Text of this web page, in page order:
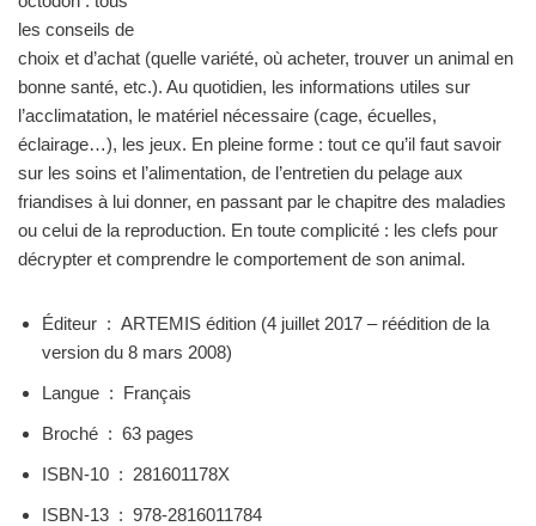
les conseils de
choix et d’achat (quelle variété, où acheter, trouver un animal en
bonne santé, etc.). Au quotidien, les informations utiles sur
l’acclimatation, le matériel nécessaire (cage, écuelles,
éclairage…), les jeux. En pleine forme : tout ce qu’il faut savoir
sur les soins et l’alimentation, de l’entretien du pelage aux
friandises à lui donner, en passant par le chapitre des maladies
ou celui de la reproduction. En toute complicité : les clefs pour
décrypter et comprendre le comportement de son animal.
Éditeur ‏ : ‎ ARTEMIS édition (4 juillet 2017 – réédition de la
version du 8 mars 2008)
Langue ‏ : ‎ Français
Broché ‏ : ‎ 63 pages
ISBN-10 ‏ : ‎ 281601178X
ISBN-13 ‏ : ‎ 978-2816011784